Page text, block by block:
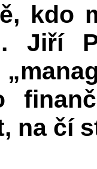
kdo
Jiří
na čí